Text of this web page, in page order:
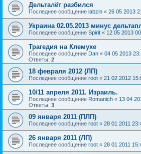
Дельталёт разбился
Последнее сообщение labzin « 26 05 2013
Украина 02.05.2013 минус
Последнее сообщение Spirit « 12 05 2013
Трагедия на Клемухе
Последнее сообщение Dan « 04 05 2013
Ответы: 2
18 февраля 2012 (ЛП)
Последнее сообщение root « 21 02 2012
10/11 апреля 2011. Израиль.
Последнее сообщение Romanich « 13 04
Ответы: 3
09 января 2011 (ПЛП)
Последнее сообщение root « 28 01 2011
26 января 2011 (ЛП)
Последнее сообщение root « 28 01 2011